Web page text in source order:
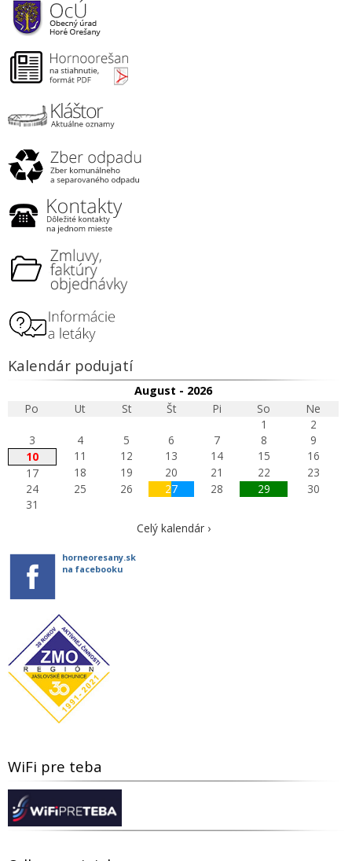
Kalendár podujatí
August - 2026
Po
Ut St Št Pi So
Ne
1
2
3
4 5 6 7 8
9
10
11 12 13 14 15
16
17
18 19 20 21 22
23
24
25 26 27 28 29
30
31
Celý kalendár ›
horneoresany.sk
na facebooku
WiFi pre teba